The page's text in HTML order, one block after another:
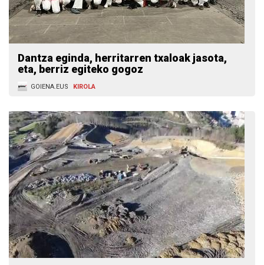
Dantza eginda, herritarren txaloak jasota,
eta, berriz egiteko gogoz
GOIENA.EUS KIROLA